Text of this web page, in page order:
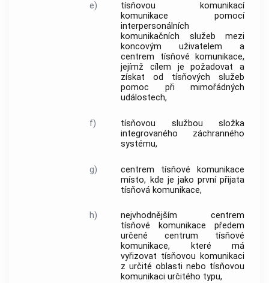
e)
tísňovou komunikací
komunikace pomocí
interpersonálních
komunikačních služeb mezi
koncovým uživatelem a
centrem tísňové komunikace,
jejímž cílem je požadovat a
získat od tísňových služeb
pomoc při mimořádných
událostech,
f) tísňovou službou složka
integrovaného záchranného
systému,
g)
centrem tísňové komunikace
místo, kde je jako první přijata
tísňová komunikace,
h)
nejvhodnějším centrem
tísňové komunikace předem
určenécentrum tísňové
komunikace, které má
vyřizovat tísňovou komunikaci
z určité oblasti nebo tísňovou
komunikaci určitého typu,